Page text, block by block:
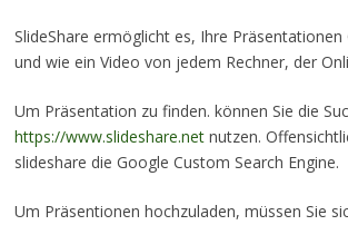
SlideShare ermöglicht es, Ihre Präsentationen
und wie ein Video von jedem Rechner, der
Um Präsentation zu finden. können Sie die
https://www.slideshare.netnutzen.
slideshare die Google Custom Search Engine.
Um Präsentionen hochzuladen, müssen Sie